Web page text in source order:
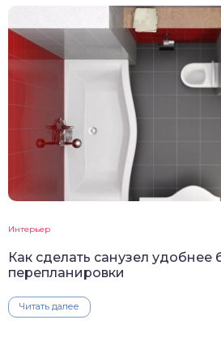
Интерьер
Как сделать санузел удобнее
перепланировки
Читать далее